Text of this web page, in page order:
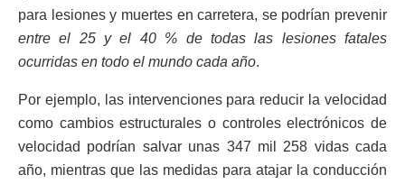
para lesiones y muertes en carretera, se podrían prevenir
entre el 25 y el 40 % de todas las lesiones fatales
ocurridas en todo el mundo cada año.
Por ejemplo, las intervenciones para reducir la velocidad
como cambios estructurales o controles electrónicos de
velocidad podrían salvar unas 347 mil 258 vidas cada
año, mientras que las medidas para atajar la conducción